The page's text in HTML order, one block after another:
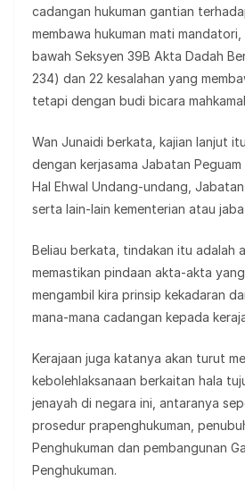
cadangan hukuman gantian
membawa hukuman mati
bawah Seksyen 39B Akta Dadah
234) dan 22 kesalahan yang
tetapi dengan budi bicara
Wan Junaidi berkata, kajian lanjut
dengan kerjasama Jabatan
Hal Ehwal Undang-undang,
serta lain-lain kementerian atau
Beliau berkata, tindakan itu adalah
memastikan pindaan akta-akta
mengambil kira prinsip kekadaran
mana-mana cadangan kepada
Kerajaan juga katanya akan turut
kebolehlaksanaan berkaitan hala
jenayah di negara ini, antaranya
prosedur prapenghukuman,
Penghukuman dan pembangunan
Penghukuman.